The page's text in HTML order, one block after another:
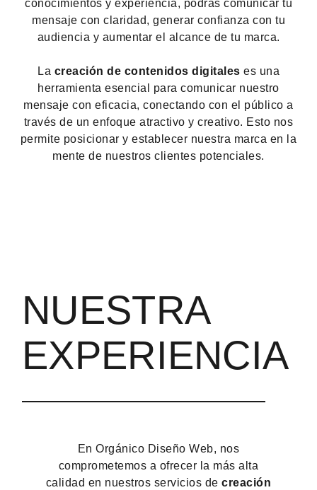
conocimientos y experiencia, podrás comunicar tu
mensaje con claridad, generar confianza con tu
audiencia y aumentar el alcance de tu marca.
La creación de contenidos digitales es una
herramienta esencial para comunicar nuestro
mensaje con eficacia, conectando con el público a
través de un enfoque atractivo y creativo. Esto nos
permite posicionar y establecer nuestra marca en la
mente de nuestros clientes potenciales.
NUESTRA
EXPERIENCIA
En Orgánico Diseño Web, nos
comprometemos a ofrecer la más alta
calidad en nuestros servicios decreación